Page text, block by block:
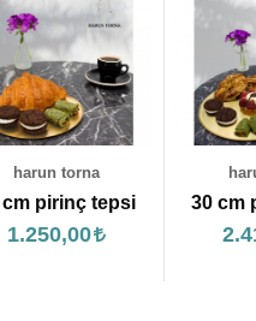
harun torna
cm pirinç tepsi
2.413,00